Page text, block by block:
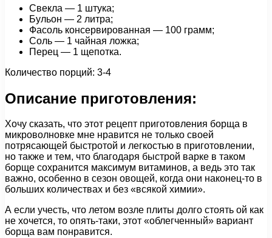
Свекла — 1 штука;
Бульон — 2 литра;
Фасоль консервированная — 100 грамм;
Соль — 1 чайная ложка;
Перец — 1 щепотка.
Количество порций: 3-4
Описание приготовления:
Хочу сказать, что этот рецепт приготовления борща в
микроволновке мне нравится не только своей
потрясающей быстротой и легкостью в приготовлении,
но также и тем, что благодаря быстрой варке в таком
борще сохранится максимум витаминов, а ведь это так
важно, особенно в сезон овощей, когда они наконец-то в
больших количествах и без «всякой химии».
А если учесть, что летом возле плиты долго стоять ой как
не хочется, то опять-таки, этот «облегченный» вариант
борща вам понравится.